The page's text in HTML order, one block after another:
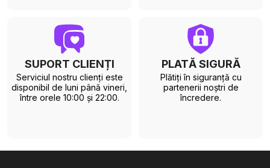
SUPORT CLIENȚI
Serviciul nostru clienți este
disponibil de luni până vineri,
între orele 10:00 și 22:00.
PLATĂ SIGURĂ
Plătiți în siguranță cu
partenerii noștri de
încredere.